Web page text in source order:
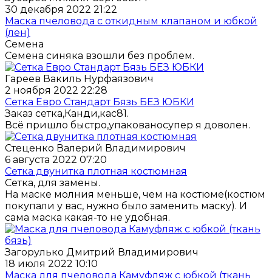
30 декабря 2022 21:22
Маска пчеловода с откидным клапаном и юбкой
(лен)
Семена
Семена синяка взошли без проблем.
Гареев Вакиль Нурфаязович
2 ноября 2022 22:28
Сетка Евро Стандарт Бязь БЕЗ ЮБКИ
Заказ сетка,Канди,кас81.
Всё пришло быстро,упакованосупер я доволен.
Стеценко Валерий Владимирович
6 августа 2022 07:20
Сетка двунитка плотная костюмная
Сетка, для замены.
На маске молния меньше, чем на костюме(костюм
покупали у вас, нужно было заменить маску). И
сама маска какая-то не удобная.
Загорулько Дмитрий Владимирович
18 июля 2022 10:10
Маска для пчеловода Камуфляж с юбкой (ткань